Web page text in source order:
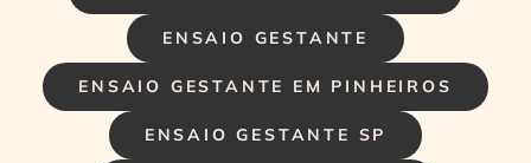
ENSAIO GESTANTE
ENSAIO GESTANTE EM PINHEIROS
ENSAIO GESTANTE SP